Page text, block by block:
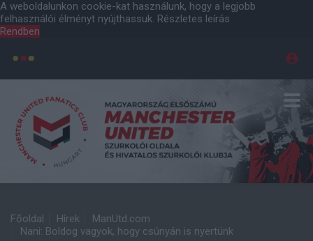
A weboldalunkon cookie-kat használunk, hogy a legjobb
felhasználói élményt nyújthassuk. Részletes leírás
Rendben
Főoldal Hírek
ManUtd.com
Nani: Boldog vagyok, hogy csúnyán is nyertünk